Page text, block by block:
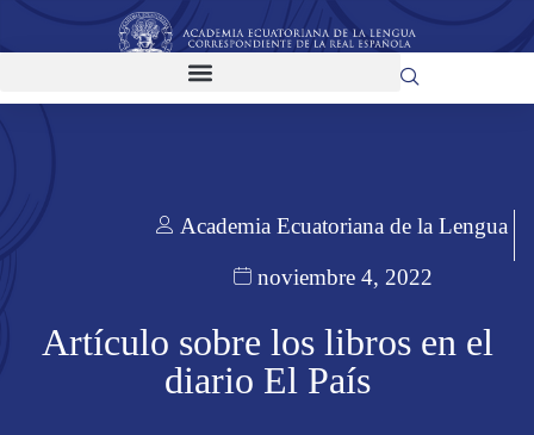
Academia Ecuatoriana de la Lengua
noviembre 4, 2022
Artículo sobre los libros en el
diario El País